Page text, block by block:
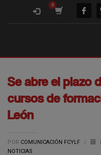
Se abre el plazo
cursos de
León
POR COMUNICACIÓN FCYLF /
NOTICIAS